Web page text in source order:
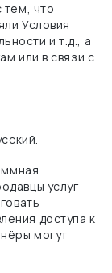
тем, что
Условия
и т.д., а
или в связи с
услуг
доступа к
могут